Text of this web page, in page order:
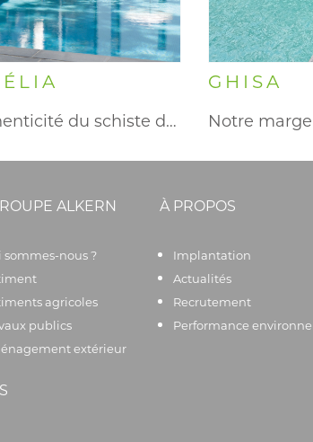
L’authenticité du schiste de la…
GHISA
ALKERN
sommes-nous ?
agricoles
publics
extérieur
À PROPOS
Implantation
Actualités
Recrutement
Performance